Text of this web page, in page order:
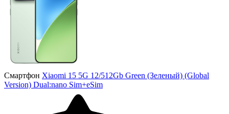
Смартфон Xiaomi 15 5G 12/512Gb Green (Зеленый) (Global
Version) Dual:nano Sim+eSim